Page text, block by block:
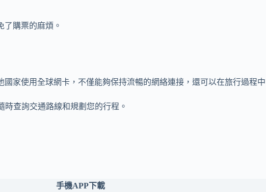
了購票的麻煩。
家使用全球網卡，不僅能夠保持流暢的網絡連接，還可以在旅行過程中
時查詢交通路線和規劃您的行程。
手機APP下載